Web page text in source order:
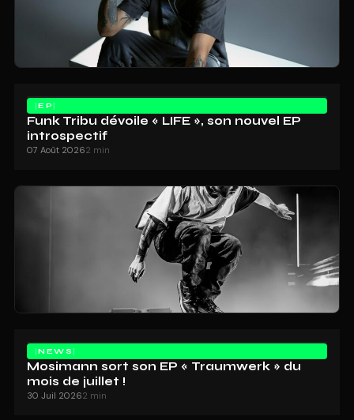
EP
Funk Tribu dévoile « LIFE », son nouvel EP
introspectif
07 Août 20262 min
NEWS
Mosimann sort son EP « Traumwerk » du
mois de juillet !
30 Juil 20262 min